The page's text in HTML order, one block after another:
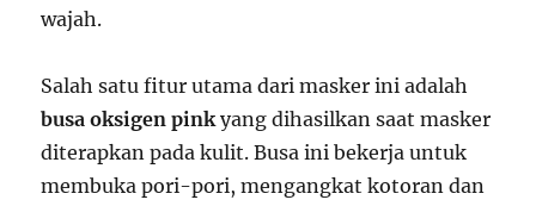
wajah.
Salah satu fitur utama dari masker ini adalah
busa oksigen pinkyang dihasilkan saat masker
diterapkan pada kulit. Busa ini bekerja untuk
membuka pori-pori, mengangkat kotoran dan